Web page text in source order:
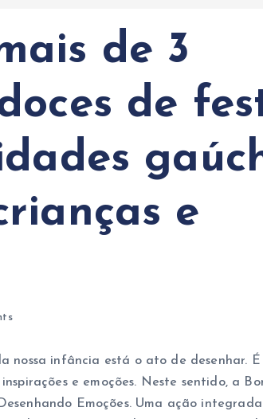
de 3
de
e
nossa infância está o ato de desenhar.
e emoções. Neste sentido, a
Emoções. Uma ação